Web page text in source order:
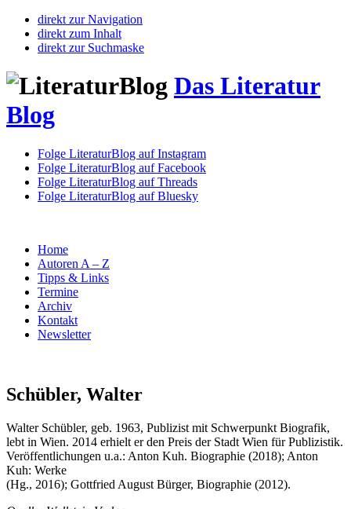
direkt zur Navigation
direkt zum Inhalt
direkt zur Suchmaske
Das Literatur
Blog
Folge LiteraturBlog auf Instagram
Folge LiteraturBlog auf Facebook
Folge LiteraturBlog auf Threads
Folge LiteraturBlog auf Bluesky
Home
Autoren A – Z
Tipps & Links
Termine
Archiv
Kontakt
Newsletter
Schübler, Walter
Walter Schübler, geb. 1963, Publizist mit Schwerpunkt Biografik,
lebt in Wien. 2014 erhielt er den Preis der Stadt Wien für Publizistik.
Veröffentlichungen u.a.: Anton Kuh. Biographie (2018); Anton
Kuh: Werke
(Hg., 2016); Gottfried August Bürger, Biographie (2012).